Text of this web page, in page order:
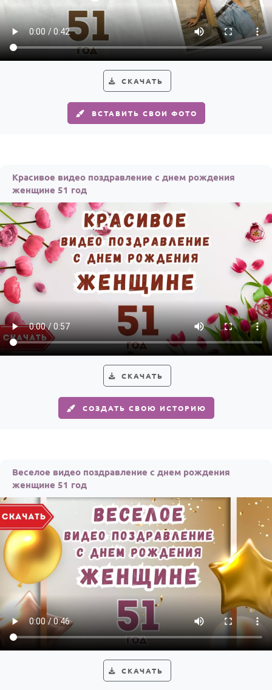
СКАЧАТЬ
ВСТАВИТЬ СВОИ ФОТО
Красивое видео поздравление с днем рождения
женщине 51 год
СКАЧАТЬ
СОЗДАТЬ СВОЮ ИСТОРИЮ
Веселое видео поздравление с днем рождения
женщине 51 год
СКАЧАТЬ